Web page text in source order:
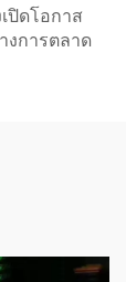
ปิดโอกาส
การตลาด